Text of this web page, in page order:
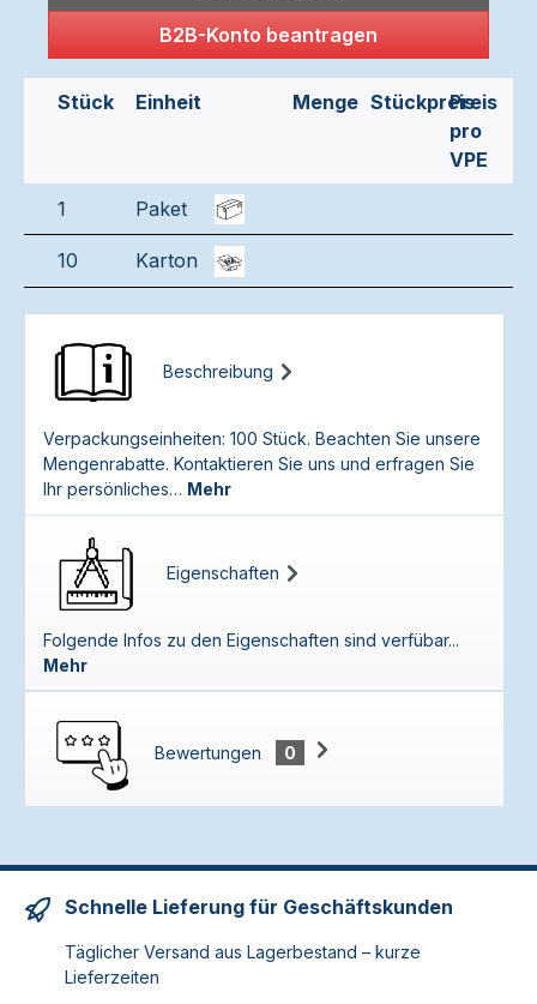
B2B-Konto beantragen
Stück Einheit Menge StückpreisPreis
pro
VPE
1 Paket
10 Karton
Beschreibung
Verpackungseinheiten: 100 Stück. Beachten Sie unsere
Mengenrabatte. Kontaktieren Sie uns und erfragen Sie
Ihr persönliches… Mehr
Eigenschaften
Folgende Infos zu den Eigenschaften sind verfübar...
Mehr
Bewertungen 0
Schnelle Lieferung für Geschäftskunden
Täglicher Versand aus Lagerbestand – kurze
Lieferzeiten